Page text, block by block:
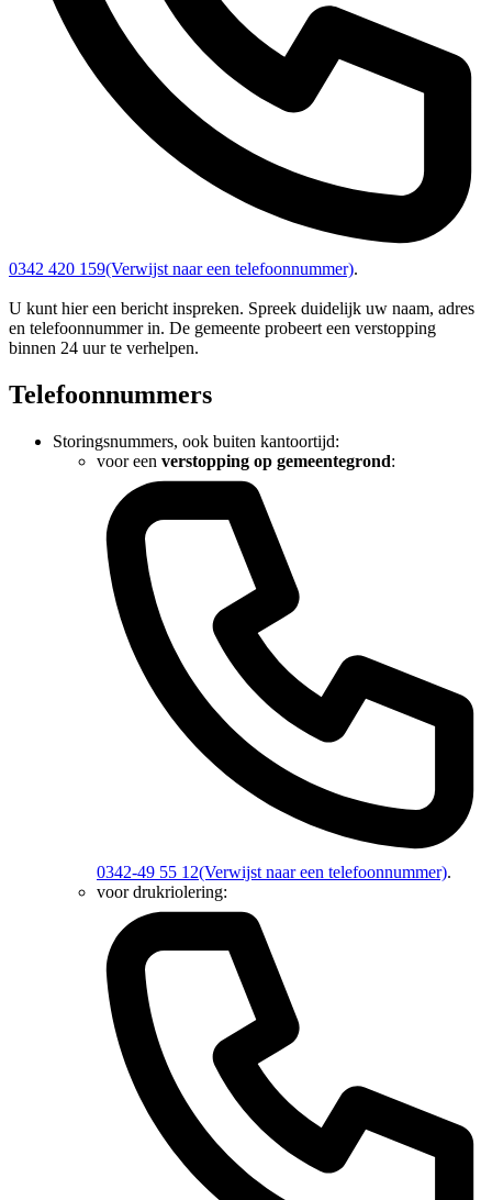
0342 420 159(Verwijst naar een telefoonnummer).
U kunt hier een bericht inspreken. Spreek duidelijk uw naam, adres
en telefoonnummer in. De gemeente probeert een verstopping
binnen 24 uur te verhelpen.
Telefoonnummers
Storingsnummers, ook buiten kantoortijd:
voor een verstopping op gemeentegrond:
0342-49 55 12(Verwijst naar een telefoonnummer).
voor drukriolering: